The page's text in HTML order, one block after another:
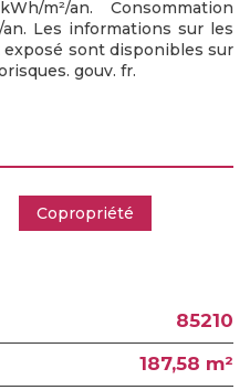
m²/an. Consommation
Les informations sur les
sont disponibles sur
gouv. fr.
Copropriété
85210
187,58 m²